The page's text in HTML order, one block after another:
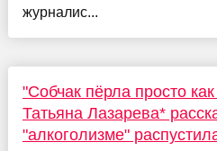
журналис...
"Собчак пёрла просто
Татьяна Лазарева*
"алкоголизме"